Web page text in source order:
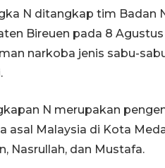
N ditangkap tim Badan
Bireuen pada 8
narkoba jenis sabu-
N merupakan
asal Malaysia di Kota
Nasrullah, dan Mustafa.